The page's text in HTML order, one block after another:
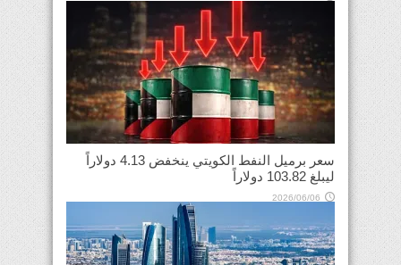
سعر برميل النفط الكويتي ينخفض 4.13 دولاراً
ليبلغ 103.82 دولاراً
2026/06/06